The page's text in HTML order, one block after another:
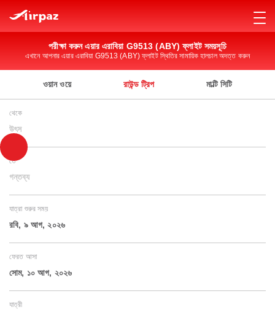
পরীক্ষা করুন এয়ার এরাবিয়া G9513 (ABY) ফ্লাইট সময়সূচি
এখানে আপনার এয়ার এরাবিয়া G9513 (ABY) ফ্লাইট স্থিতির সামায়িক হালচাল অদত্ত করুন
ওয়ান ওয়ে রাউন্ড ট্রিপ মাল্টি সিটি
থেকে
উৎস
তে
গন্তব্য
যাত্রা শুরুর সময়
রবি, ৯ আগ, ২০২৬
ফেরত আসা
সোম, ১০ আগ, ২০২৬
যাত্রী